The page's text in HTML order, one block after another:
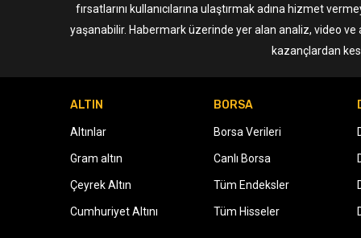
fırsatlarını kullanıcılarına ulaştırmak adına hizmet
yaşanabilir. Habermark üzerinde yer alan analiz, video
kazançlardan
ALTIN
Altınlar
Gram altın
Çeyrek Altın
Cumhuriyet Altını
BORSA
Borsa Verileri
Canlı Borsa
Tüm Endeksler
Tüm Hisseler